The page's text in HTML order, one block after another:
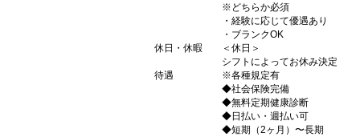
※どちらか必須
・経験に応じて優遇あり
・ブランクOK
休日・休暇
＜休日＞
シフトによってお休み決定
待遇
※各種規定有
◆社会保険完備
◆無料定期健康診断
◆日払い・週払い可
◆短期（2ヶ月）〜長期